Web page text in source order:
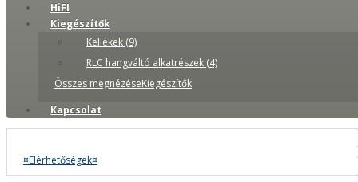
HiFI
Kiegészítők
Kellékek (9)
RLC hangváltó alkatrészek (4)
Összes megnézéseKiegészítők
Kapcsolat
¤Elérhetőségek¤